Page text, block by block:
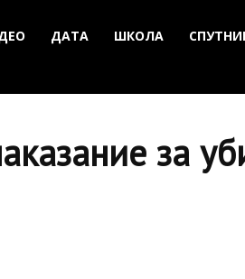
ДАТА ШКОЛА
за